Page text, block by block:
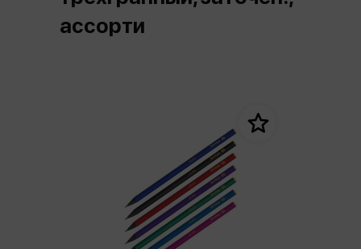
ассорти